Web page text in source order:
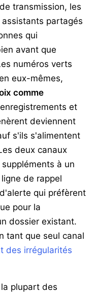
transmission, les
partagés
qui
avant que
numéros verts
eux-mêmes,
comme
et
deviennent
s'ils s'alimentent
deux canaux
à un
de rappel
qui préfèrent
pour la
dossier existant.
tant que seul canal
des irrégularités
plupart des